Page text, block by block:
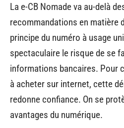
La e-CB Nomade va au-delà
recommandations en matière
principe du numéro à usage
spectaculaire le risque de se
informations bancaires. Pour
à acheter sur internet, cette
redonne confiance. On se
avantages du numérique.